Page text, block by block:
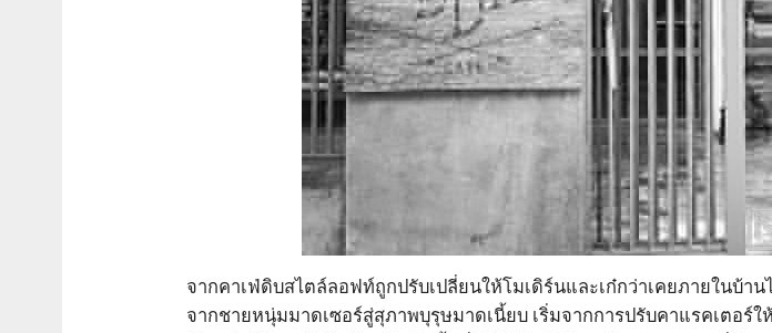
จากคาเฟ่ดิบสไตล์ลอฟท์ถูกปรับเปลี่ยนให้โมเดิร์นและเก๋กว่าเคยภายในบ้า
จากชายหนุ่มมาดเซอร์สู่สุภาพบุรุษมาดเนี้ยบ เริ่มจากการปรับคาแรคเตอร์